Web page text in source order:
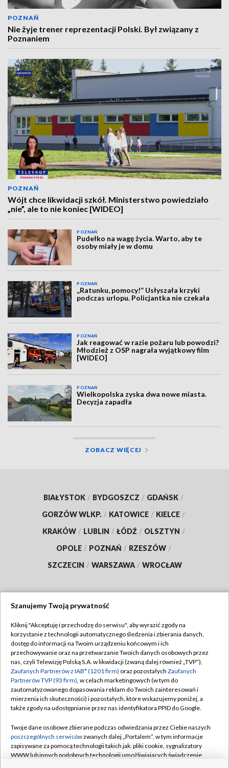
POZNAŃ
Nie żyje trener reprezentacji Polski. Był związany z
Poznaniem
POZNAŃ
Wójt chce likwidacji szkół. Ministerstwo powiedziało
„nie”, ale to nie koniec [WIDEO]
POZNAŃ
Pudełko na wagę życia. Warto, aby te
osoby miały je w domu
POZNAŃ
„Ratunku, pomocy!” Usłyszała krzyki
podczas urlopu. Policjantka nie czekała
POZNAŃ
Jak reagować w razie pożaru lub powodzi?
Młodzież z OSP nagrała wyjątkowy film
[WIDEO]
POZNAŃ
Wielkopolska zyska dwa nowe miasta.
Decyzja zapadła
ZOBACZ WIĘCEJ
BIAŁYSTOK / BYDGOSZCZ / GDAŃSK /
GORZÓW WLKP. / KATOWICE / KIELCE /
KRAKÓW / LUBLIN / ŁÓDŹ / OLSZTYN /
OPOLE / POZNAŃ / RZESZÓW /
SZCZECIN / WARSZAWA / WROCŁAW
TVP
Abonament TVP
Emisja w TVP
Centrum informacji TVP
Naziemna Telewizja Cyfrowa
Rada Programowa
System NOS
Regulamin TVP
Polityka prywatności
Moje zgody
Pomoc
Kontakt
Szanujemy Twoją prywatność
Kliknij "Akceptuję i przechodzę do serwisu", aby wyrazić zgody na
korzystanie z technologii automatycznego śledzenia i zbierania danych,
dostęp do informacji na Twoim urządzeniu końcowym i ich
przechowywanie oraz na przetwarzanie Twoich danych osobowych przez
nas, czyli Telewizję Polską S.A. w likwidacji (zwaną dalej również „TVP”),
Zaufanych Partnerów z IAB* (1201 firm) oraz pozostałych Zaufanych
Partnerów TVP (93 firm), w celach marketingowych (w tym do
zautomatyzowanego dopasowania reklam do Twoich zainteresowań i
mierzenia ich skuteczności) i pozostałych, które wskazujemy poniżej, a
także zgody na udostępnianie przez nas identyfikatora PPID do Google.
Twoje dane osobowe zbierane podczas odwiedzania przez Ciebie naszych
poszczególnych serwisówzwanych dalej „Portalem”, w tym informacje
zapisywane za pomocą technologii takich jak: pliki cookie, sygnalizatory
WWW lub innych podobnych technologii umożliwiających świadczenie